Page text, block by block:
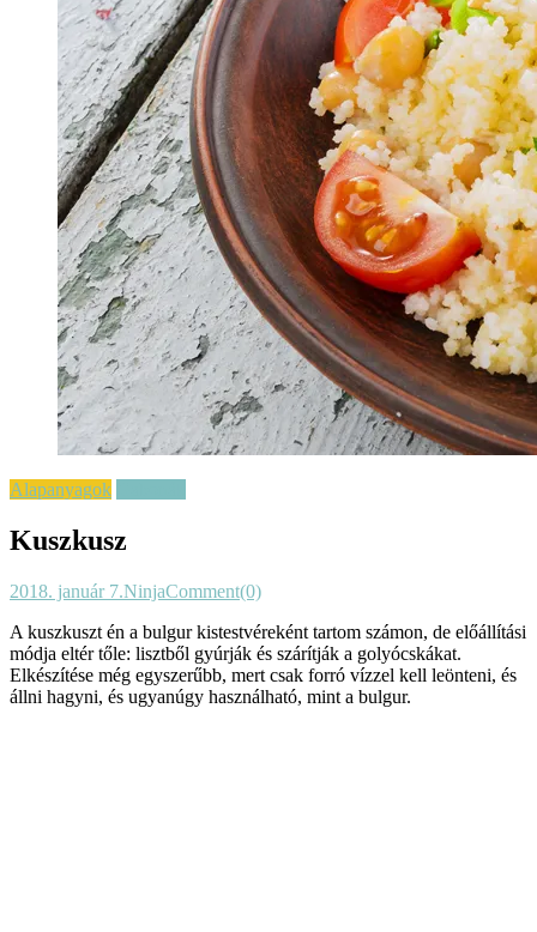
Alapanyagok
Kuszkusz
2018. január 7.NinjaComment(0)
A kuszkuszt én a bulgur kistestvéreként tar­tom számon, de előállítási
módja eltér tőle: lisztből gyúrják és szárítják a golyócskákat.
Elkészítése még egyszerűbb, mert csak forró vízzel kell leönteni, és
állni hagyni, és ugyanúgy használható, mint a bulgur.